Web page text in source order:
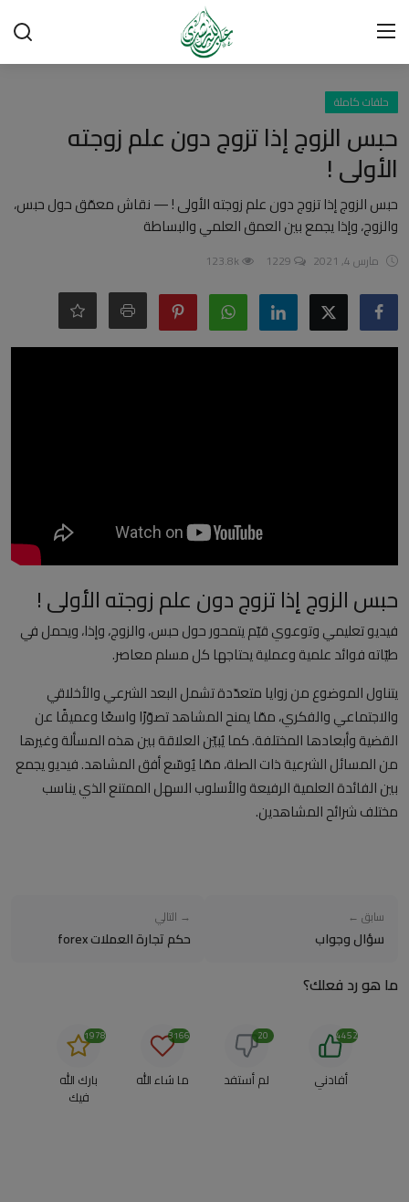
تسجيل الدخول
الرئيسية
شبهات وردود
العقيدة الإسلامية
رسائل مهمة
أحكام وفتاوى
حلقات كاملة
حبس الزوج إذا تزوج دون علم زوجته
الأولى !
حبس الزوج إذا تزوج دون علم زوجته الأولى ! — نقاش معمّق حول حبس،
والزوج، وإذا يجمع بين العمق العلمي والبساطة
مارس 4, 2021
حبس الزوج إذا تزوج دون علم زوجته الأولى !
فيديو تعليمي وتوعوي قيّم يتمحور حول حبس، والزوج، وإذا، ويحمل في
طيّاته فوائد علمية وعملية يحتاجها كل مسلم معاصر.
يتناول الموضوع من زوايا متعدّدة تشمل البعد الشرعي والأخلاقي
والاجتماعي والفكري، ممّا يمنح المشاهد تصوّرًا واسعًا وعميقًا عن
القضية وأبعادها المختلفة. كما يُبيّن العلاقة بين هذه المسألة وغيرها
من المسائل الشرعية ذات الصلة، ممّا يُوسّع أفق المشاهد. فيديو يجمع
بين الفائدة العلمية الرفيعة والأسلوب السهل الممتنع الذي يناسب
مختلف شرائح المشاهدين.
سابق ←
سؤال وجواب
→ التالي
حكم تجارة العملات forex
ما هو رد فعلك؟
أفادني
4452
لم أستفد
20
ما شاء الله
3166
بارك الله
فيك
1978